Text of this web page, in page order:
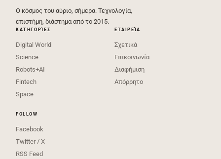
Ο κόσμος του αύριο, σήμερα. Τεχνολογία,
επιστήμη, διάστημα από το 2015.
ΚΑΤΗΓΟΡΊΕΣ
Digital World
Science
Robots+AI
Fintech
Space
ΕΤΑΙΡΕΊΑ
Σχετικά
Επικοινωνία
Διαφήμιση
Απόρρητο
FOLLOW
Facebook
Twitter / X
RSS Feed